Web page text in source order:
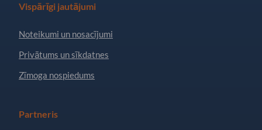
Vispārīgi jautājumi
Noteikumi un nosacījumi
Privātums un sīkdatnes
Zīmoga nospiedums
Partneris